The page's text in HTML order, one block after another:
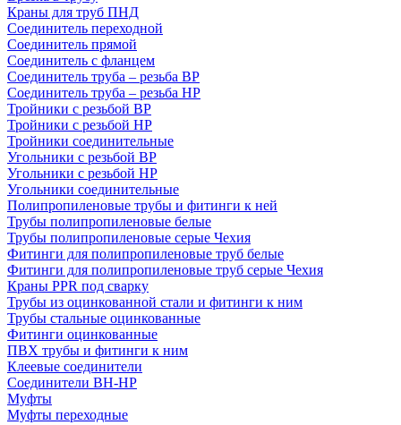
Краны для труб ПНД
Соединитель переходной
Соединитель прямой
Соединитель с фланцем
Соединитель труба – резьба ВР
Соединитель труба – резьба НР
Тройники с резьбой ВР
Тройники с резьбой НР
Тройники соединительные
Угольники с резьбой ВР
Угольники с резьбой НР
Угольники соединительные
Полипропиленовые трубы и фитинги к ней
Трубы полипропиленовые белые
Трубы полипропиленовые серые Чехия
Фитинги для полипропиленовые труб белые
Фитинги для полипропиленовые труб серые Чехия
Краны PPR под сварку
Трубы из оцинкованной стали и фитинги к ним
Трубы стальные оцинкованные
Фитинги оцинкованные
ПВХ трубы и фитинги к ним
Клеевые соединители
Соединители ВН-НР
Муфты
Муфты переходные